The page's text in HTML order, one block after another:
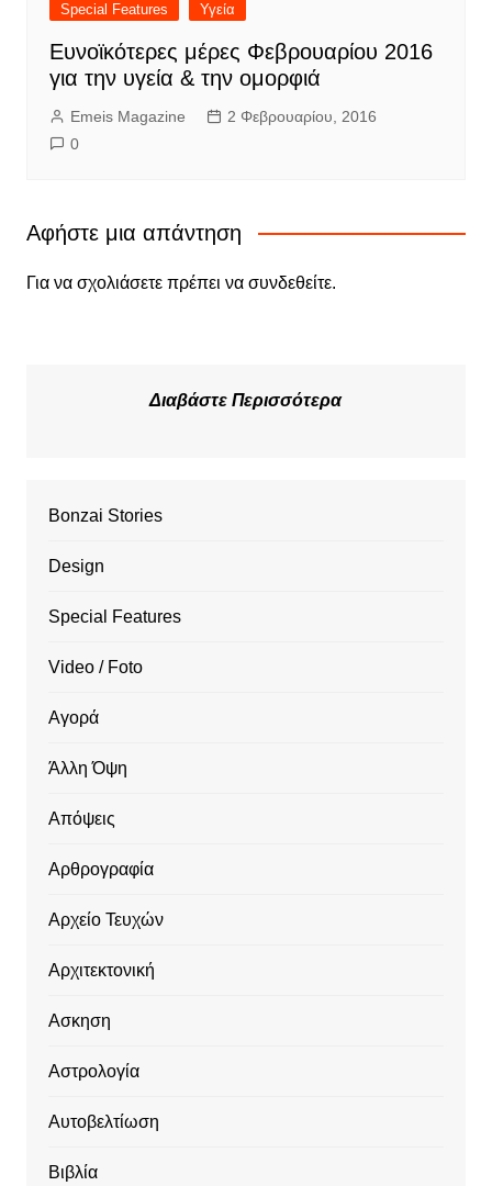
Special Features Υγεία
Ευνοϊκότερες μέρες Φεβρουαρίου 2016
για την υγεία & την ομορφιά
Emeis Magazine
2 Φεβρουαρίου, 2016
0
Αφήστε μια απάντηση
Για να σχολιάσετε πρέπει να συνδεθείτε.
Διαβάστε Περισσότερα
Bonzai Stories
Design
Special Features
Video / Foto
Αγορά
Άλλη Όψη
Απόψεις
Αρθρογραφία
Αρχείο Τευχών
Αρχιτεκτονική
Ασκηση
Αστρολογία
Αυτοβελτίωση
Βιβλία